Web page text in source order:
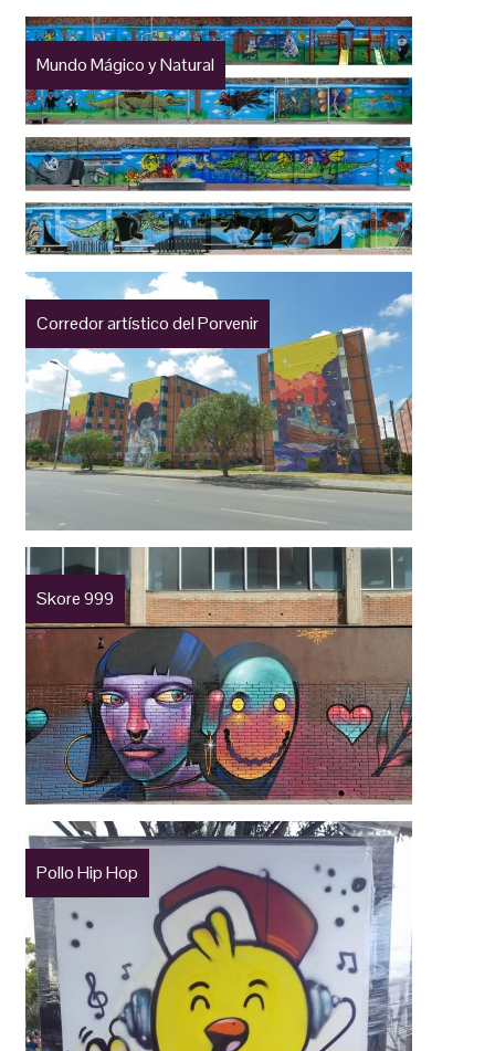
Mundo Mágico y Natural
Corredor artístico del Porvenir
Skore 999
Pollo Hip Hop